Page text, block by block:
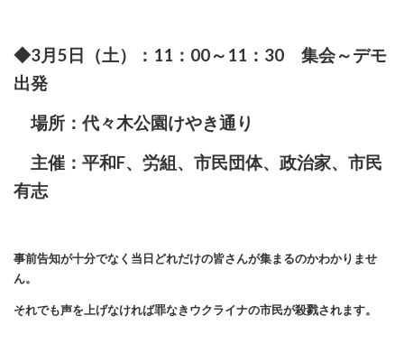
◆3月5日（土）：11：00～11：30 集会～デモ
出発
場所：代々木公園けやき通り
主催：平和F、労組、市民団体、政治家、市民
有志
事前告知が十分でなく当日どれだけの皆さんが集まるのかわかりませ
ん。
それでも声を上げなければ罪なきウクライナの市民が殺戮されます。